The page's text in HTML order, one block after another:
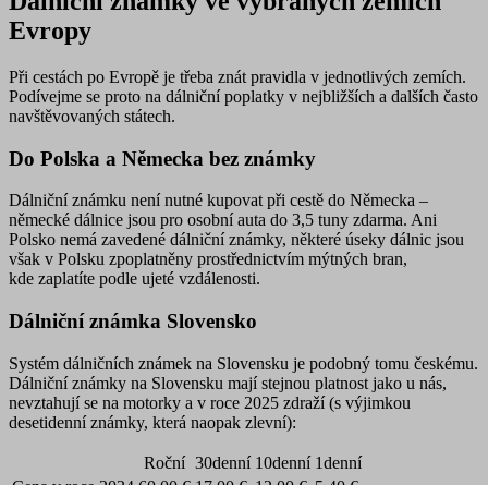
Evropy
Při cestách po Evropě je třeba znát pravidla v jednotlivých zemích.
Podívejme se proto na dálniční poplatky v nejbližších a dalších často
navštěvovaných státech.
Do Polska a Německa bez známky
Dálniční známku není nutné kupovat při cestě do Německa –
německé dálnice jsou pro osobní auta do 3,5 tuny zdarma. Ani
Polsko nemá zavedené dálniční známky, některé úseky dálnic jsou
však v Polsku zpoplatněny prostřednictvím mýtných bran,
kde zaplatíte podle ujeté vzdálenosti.
Dálniční známka Slovensko
Systém dálničních známek na Slovensku je podobný tomu českému.
Dálniční známky na Slovensku mají stejnou platnost jako u nás,
nevztahují se na motorky a v roce 2025 zdraží (s výjimkou
desetidenní známky, která naopak zlevní):
Roční 30denní 10denní 1denní